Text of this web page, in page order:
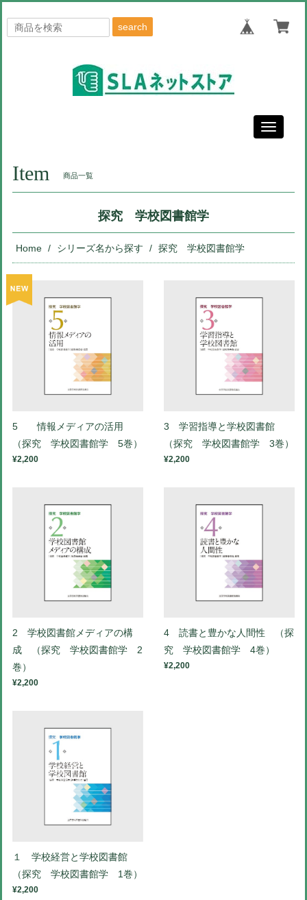
search
Toggle
Item 商品一覧
探究 学校図書館学
Home シリーズ名から探す 探究 学校図書館学
5 情報メディアの活用
（探究 学校図書館学 5巻）
¥2,200
3 学習指導と学校図書館
（探究 学校図書館学 3巻）
¥2,200
2 学校図書館メディアの構
成 （探究 学校図書館学 2
巻）
¥2,200
4 読書と豊かな人間性 （探
究 学校図書館学 4巻）
¥2,200
１ 学校経営と学校図書館
（探究 学校図書館学 1巻）
¥2,200